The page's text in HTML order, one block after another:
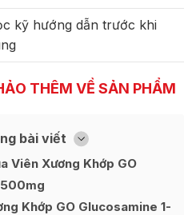
kỹ hướng dẫn trước khi
THÊM VỀ SẢN PHẨM
bài viết [
Ẩn
Viên Xương Khớp GO
Khớp GO Glucosamine 1-